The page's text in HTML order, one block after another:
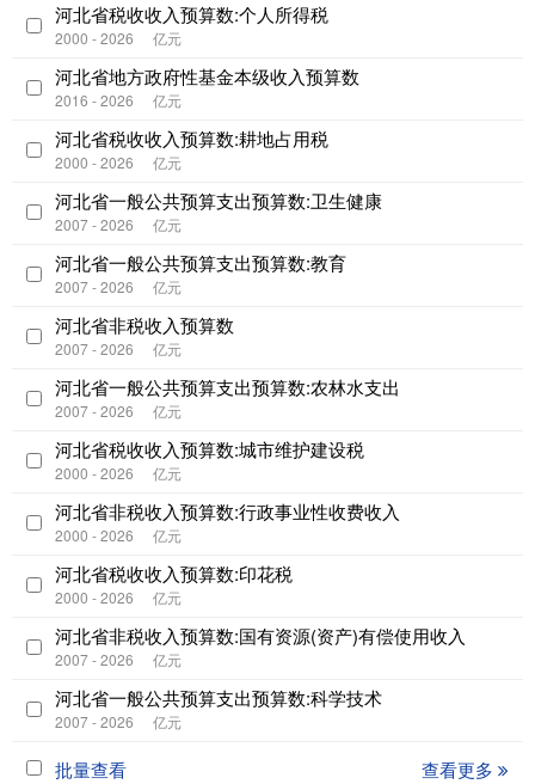
河北省税收收入预算数:个人所得税
2000 - 2026 亿元
河北省地方政府性基金本级收入预算数
2016 - 2026 亿元
河北省税收收入预算数:耕地占用税
2000 - 2026 亿元
河北省一般公共预算支出预算数:卫生健康
2007 - 2026 亿元
河北省一般公共预算支出预算数:教育
2007 - 2026 亿元
河北省非税收入预算数
2007 - 2026 亿元
河北省一般公共预算支出预算数:农林水支出
2007 - 2026 亿元
河北省税收收入预算数:城市维护建设税
2000 - 2026 亿元
河北省非税收入预算数:行政事业性收费收入
2000 - 2026 亿元
河北省税收收入预算数:印花税
2000 - 2026 亿元
河北省非税收入预算数:国有资源(资产)有偿使用收入
2007 - 2026 亿元
河北省一般公共预算支出预算数:科学技术
2007 - 2026 亿元
批量查看 查看更多